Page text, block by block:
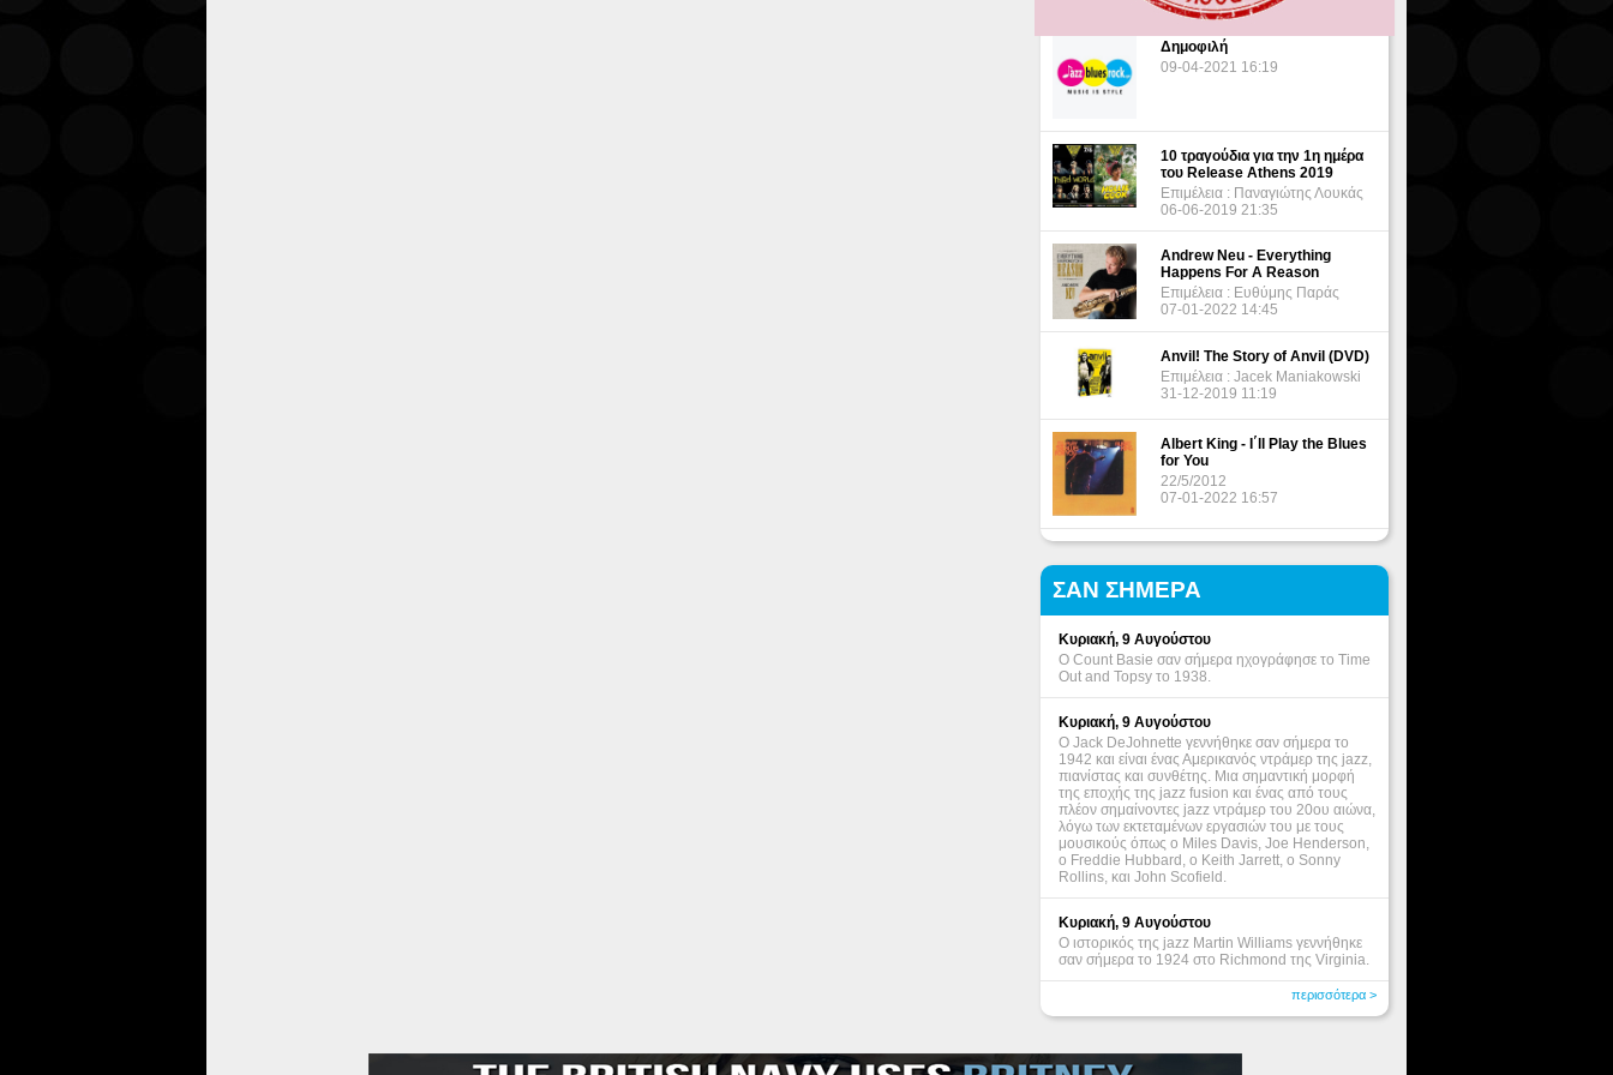
Δημοφιλή
09-04-2021 16:19
10 τραγούδια για την 1η ημέρα
του Release Athens 2019
Επιμέλεια : Παναγιώτης Λουκάς
06-06-2019 21:35
Andrew Neu - Everything
Happens For A Reason
Επιμέλεια : Ευθύμης Παράς
07-01-2022 14:45
Anvil! The Story of Anvil (DVD)
Επιμέλεια : Jacek Maniakowski
31-12-2019 11:19
Albert King - I΄ll Play the Blues
for You
22/5/2012
07-01-2022 16:57
ΣΑΝ ΣΗΜΕΡΑ
Κυριακή, 9 Αυγούστου
Ο Count Basie σαν σήμερα ηχογράφησε το Time
Out and Topsy το 1938.
Κυριακή, 9 Αυγούστου
Ο Jack DeJohnette γεννήθηκε σαν σήμερα το
1942 και είναι ένας Αμερικανός ντράμερ της jazz,
πιανίστας και συνθέτης. Μια σημαντική μορφή
της εποχής της jazz fusion και ένας από τους
πλέον σημαίνοντες jazz ντράμερ του 20ου αιώνα,
λόγω των εκτεταμένων εργασιών του με τους
μουσικούς όπως ο Miles Davis, Joe Henderson,
ο Freddie Hubbard, ο Keith Jarrett, o Sonny
Rollins, και John Scofield.
Κυριακή, 9 Αυγούστου
Ο ιστορικός της jazz Martin Williams γεννήθηκε
σαν σήμερα το 1924 στο Richmond της Virginia.
περισσότερα >